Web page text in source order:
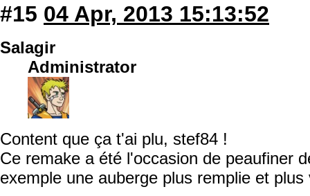
#15 04 Apr, 2013 15:13:52
Salagir
Administrator
Content que ça t'ai plu, stef84 !
Ce remake a été l'occasion de peaufiner
exemple une auberge plus remplie et plus